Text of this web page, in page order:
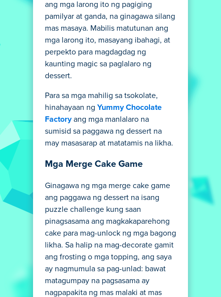
ang mga larong ito ng pagiging
pamilyar at ganda, na ginagawa silang
mas masaya. Mabilis matutunan ang
mga larong ito, masayang ibahagi, at
perpekto para magdagdag ng
kaunting magic sa paglalaro ng
dessert.
Para sa mga mahilig sa tsokolate,
hinahayaan ng Yummy Chocolate
Factoryang mga manlalaro na
sumisid sa paggawa ng dessert na
may masasarap at matatamis na likha.
Mga Merge Cake Game
Ginagawa ng mga merge cake game
ang paggawa ng dessert na isang
puzzle challenge kung saan
pinagsasama ang magkakaparehong
cake para mag-unlock ng mga bagong
likha. Sa halip na mag-decorate gamit
ang frosting o mga topping, ang saya
ay nagmumula sa pag-unlad: bawat
matagumpay na pagsasama ay
nagpapakita ng mas malaki at mas